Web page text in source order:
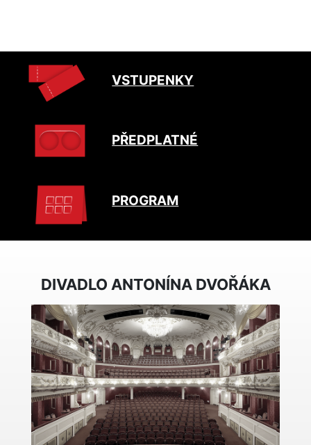
VSTUPENKY
PŘEDPLATNÉ
PROGRAM
DIVADLO ANTONÍNA DVOŘÁKA